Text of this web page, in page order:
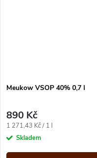
Meukow VSOP 40% 0,7 l
890 Kč
Měrná
cena:
1 271,43 Kč / 1 l
Skladem